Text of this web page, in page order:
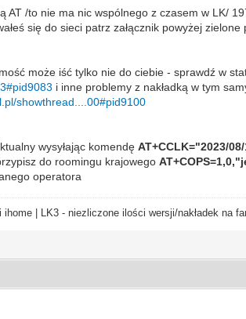
/to nie ma nic wspólnego z czasem w LK/
się do sieci patrz załącznik powyżej
może iść tylko nie do ciebie - sprawdź w
i inne problemy z nakładką w tym
showthread....00#pid9100
wysyłając komendę AT+CCLK="2023/
do roomingu krajowego
operatora
| LK3 - niezliczone ilości wersji/nakładek na